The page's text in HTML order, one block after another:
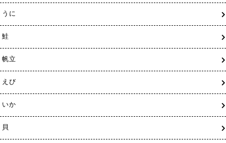
うに
鮭
帆立
えび
いか
貝